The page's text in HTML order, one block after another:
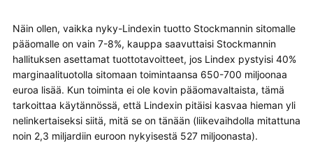
Näin ollen, vaikka nyky-Lindexin tuotto Stockmannin sitomalle
pääomalle on vain 7-8%, kauppa saavuttaisi Stockmannin
hallituksen asettamat tuottotavoitteet, jos Lindex pystyisi 40%
marginaalituotolla sitomaan toimintaansa 650-700 miljoonaa
euroa lisää. Kun toiminta ei ole kovin pääomavaltaista, tämä
tarkoittaa käytännössä, että Lindexin pitäisi kasvaa hieman yli
nelinkertaiseksi siitä, mitä se on tänään (liikevaihdolla mitattuna
noin 2,3 miljardiin euroon nykyisestä 527 miljoonasta).